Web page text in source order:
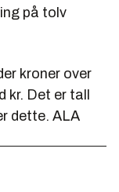
på tolv
kroner over
Det er tall
dette. ALA